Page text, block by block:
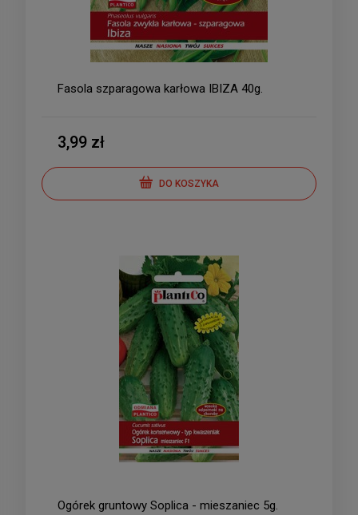
Fasola szparagowa karłowa IBIZA 40g.
3,99 zł
DO KOSZYKA
Ogórek gruntowy Soplica - mieszaniec 5g.